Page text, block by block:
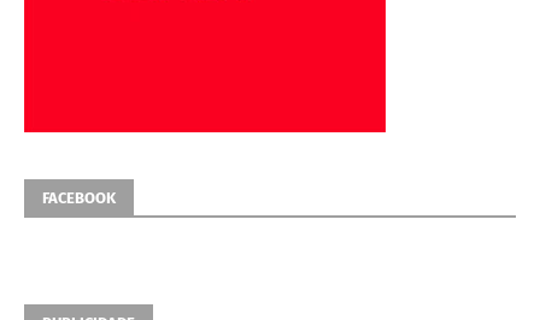
FACEBOOK